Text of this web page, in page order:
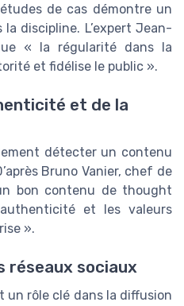
de cas démontre un
discipline. L’expert Jean-
« la régularité dans la
et fidélise le public ».
et de la
détecter un contenu
Bruno Vanier, chef de
bon contenu de thought
et les valeurs
».
réseaux sociaux
un rôle clé dans la diffusion